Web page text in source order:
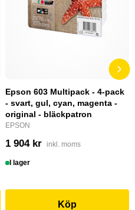
Epson 603 Multipack - 4-pack
- svart, gul, cyan, magenta -
original - bläckpatron
EPSON
1 904 kr inkl. moms
I lager
Köp